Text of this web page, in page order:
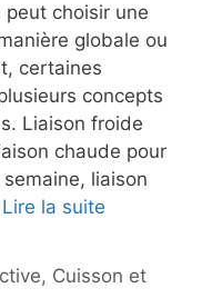
peut choisir une
globale ou
certaines
concepts
Liaison froide
chaude pour
liaison
Lire la suite
, Cuisson et